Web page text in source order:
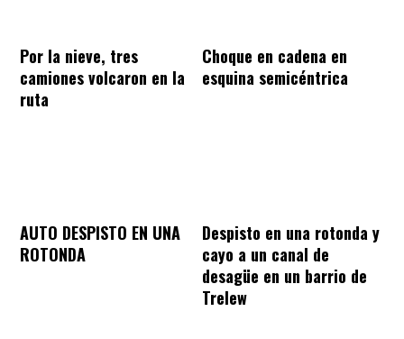
Por la nieve, tres
camiones volcaron en la
ruta
Choque en cadena en
esquina semicéntrica
AUTO DESPISTO EN UNA
ROTONDA
Despisto en una rotonda y
cayo a un canal de
desagüe en un barrio de
Trelew